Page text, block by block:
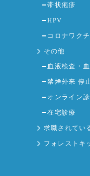
帯状疱疹
HPV
コロナワク
その他
血液検査・
禁煙外来停
オンライン
在宅診療
求職されてい
フォレストキ